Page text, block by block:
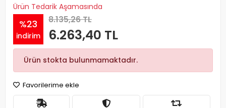
Ürün Tedarik Aşamasında
%23
indirim
8.135,26 TL
6.263,40 TL
Ürün stokta bulunmamaktadır.
Favorilerime ekle